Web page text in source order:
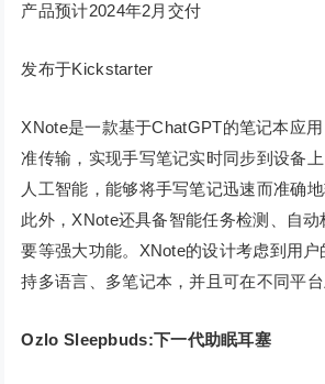
产品预计2024年2月交付
发布于Kickstarter
XNote是一款基于ChatGPT的笔记本应
准传输，实现手写笔记实时同步到设备
人工智能，能够将手写笔记迅速而准确地
此外，XNote还具备智能任务检测、自
要等强大功能。XNote的设计考虑到用
持多语言、多笔记本，并且可在不同平台
Ozlo Sleepbuds:下一代助眠耳塞